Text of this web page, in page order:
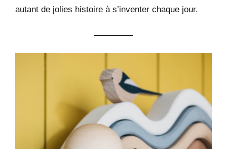
autant de jolies histoire à s’inventer chaque jour.